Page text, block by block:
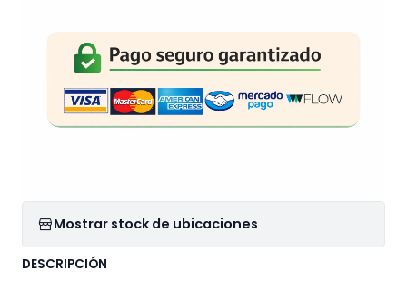
Mostrar stock de ubicaciones
DESCRIPCIÓN